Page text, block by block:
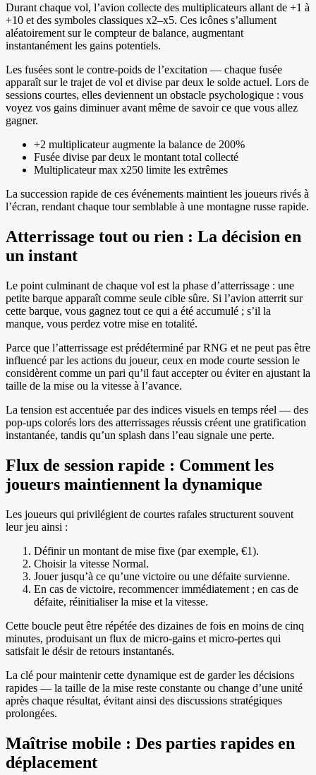
Durant chaque vol, l’avion collecte des multiplicateurs allant de +1 à
+10 et des symboles classiques x2–x5. Ces icônes s’allument
aléatoirement sur le compteur de balance, augmentant
instantanément les gains potentiels.
Les fusées sont le contre‑poids de l’excitation — chaque fusée
apparaît sur le trajet de vol et divise par deux le solde actuel. Lors de
sessions courtes, elles deviennent un obstacle psychologique : vous
voyez vos gains diminuer avant même de savoir ce que vous allez
gagner.
+2 multiplicateur augmente la balance de 200%
Fusée divise par deux le montant total collecté
Multiplicateur max x250 limite les extrêmes
La succession rapide de ces événements maintient les joueurs rivés à
l’écran, rendant chaque tour semblable à une montagne russe rapide.
Atterrissage tout ou rien : La décision en
un instant
Le point culminant de chaque vol est la phase d’atterrissage : une
petite barque apparaît comme seule cible sûre. Si l’avion atterrit sur
cette barque, vous gagnez tout ce qui a été accumulé ; s’il la
manque, vous perdez votre mise en totalité.
Parce que l’atterrissage est prédéterminé par RNG et ne peut pas être
influencé par les actions du joueur, ceux en mode courte session le
considèrent comme un pari qu’il faut accepter ou éviter en ajustant la
taille de la mise ou la vitesse à l’avance.
La tension est accentuée par des indices visuels en temps réel — des
pop-ups colorés lors des atterrissages réussis créent une gratification
instantanée, tandis qu’un splash dans l’eau signale une perte.
Flux de session rapide : Comment les
joueurs maintiennent la dynamique
Les joueurs qui privilégient de courtes rafales structurent souvent
leur jeu ainsi :
Définir un montant de mise fixe (par exemple, €1).
Choisir la vitesse Normal.
Jouer jusqu’à ce qu’une victoire ou une défaite survienne.
En cas de victoire, recommencer immédiatement ; en cas de
défaite, réinitialiser la mise et la vitesse.
Cette boucle peut être répétée des dizaines de fois en moins de cinq
minutes, produisant un flux de micro‑gains et micro‑pertes qui
satisfait le désir de retours instantanés.
La clé pour maintenir cette dynamique est de garder les décisions
rapides — la taille de la mise reste constante ou change d’une unité
après chaque résultat, évitant ainsi des discussions stratégiques
prolongées.
Maîtrise mobile : Des parties rapides en
déplacement